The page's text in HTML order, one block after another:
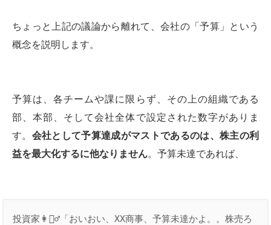
ちょっと上記の議論から離れて、会社の「予算」という
概念を説明します。
予算は、各チームや課に限らず、その上の組織である
部、本部、そして会社全体で設定された数字がありま
す。 会社として予算達成がマストであるのは、株主の利
益を最大化するに他なりません。予算未達であれば、
投資家👩👱‍♂️「おいおい、XX商事、予算未達かよ。。株売ろ